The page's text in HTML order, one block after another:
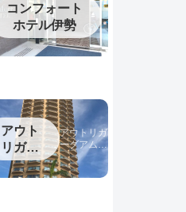
コンフォート
ホテル伊勢
アウト
リガー
グアム
アウトリガ
ーグアム宿
泊記